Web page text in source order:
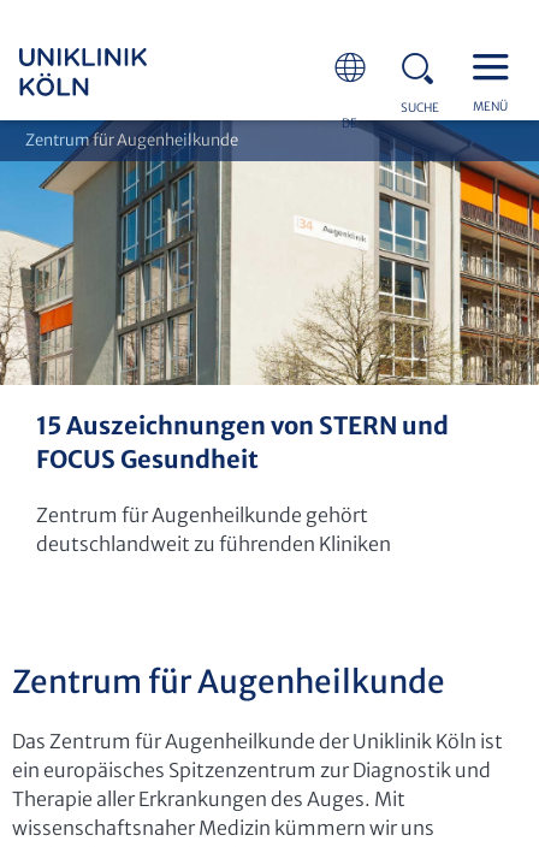
DE
SUCHE MENÜ
Zentrum für Augenheilkunde
15 Auszeichnungen von STERN und
FOCUS Gesundheit
Zentrum für Augenheilkunde gehört
deutschlandweit zu führenden Kliniken
Zentrum für Augenheilkunde
Das Zentrum für Augenheilkunde der Uniklinik Köln ist
ein europäisches Spitzenzentrum zur Diagnostik und
Therapie aller Erkrankungen des Auges. Mit
wissenschaftsnaher Medizin kümmern wir uns